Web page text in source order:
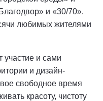
и «30/70».
любимых жителями
участие и сами
и дизайн-
свободное время
красоту, чистоту